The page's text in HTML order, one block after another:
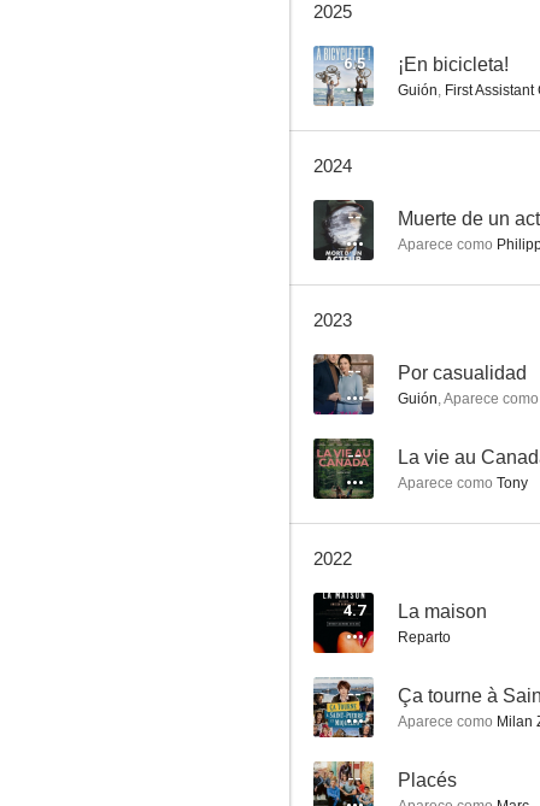
6.6
5.9
2025
6.5 ¡En bicicleta!
Guión, First Assistant
2024
-- Muerte de un
Aparece como
2023
-- Por casualidad
Guión,Aparece como
-- La vie au
Aparece como Tony
2022
4.7 La maison
Reparto
--
Aparece como Milan
-- Placés